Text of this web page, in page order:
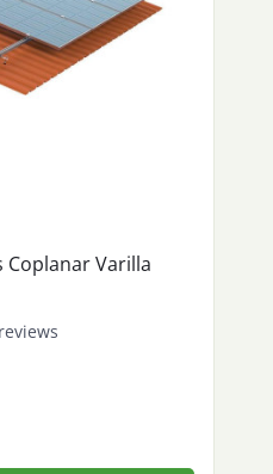
Coplanar Varilla